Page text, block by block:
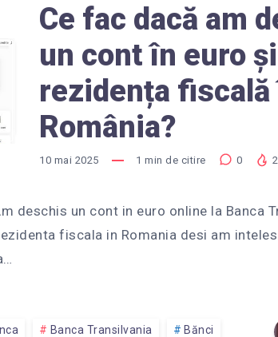
Ce fac dacă am
un cont în euro
rezidența fiscală
România?
10 mai 2025 1 min de citire 0
deschis un cont in euro online la Banca
fiscala in Romania desi am
Banca Transilvania Bănci